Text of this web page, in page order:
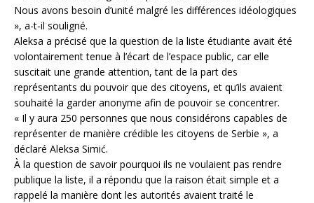
Nous avons besoin d’unité malgré les différences idéologiques
», a-t-il souligné.
Aleksa a précisé que la question de la liste étudiante avait été
volontairement tenue à l’écart de l’espace public, car elle
suscitait une grande attention, tant de la part des
représentants du pouvoir que des citoyens, et qu’ils avaient
souhaité la garder anonyme afin de pouvoir se concentrer.
« Il y aura 250 personnes que nous considérons capables de
représenter de manière crédible les citoyens de Serbie », a
déclaré Aleksa Simić.
À la question de savoir pourquoi ils ne voulaient pas rendre
publique la liste, il a répondu que la raison était simple et a
rappelé la manière dont les autorités avaient traité le